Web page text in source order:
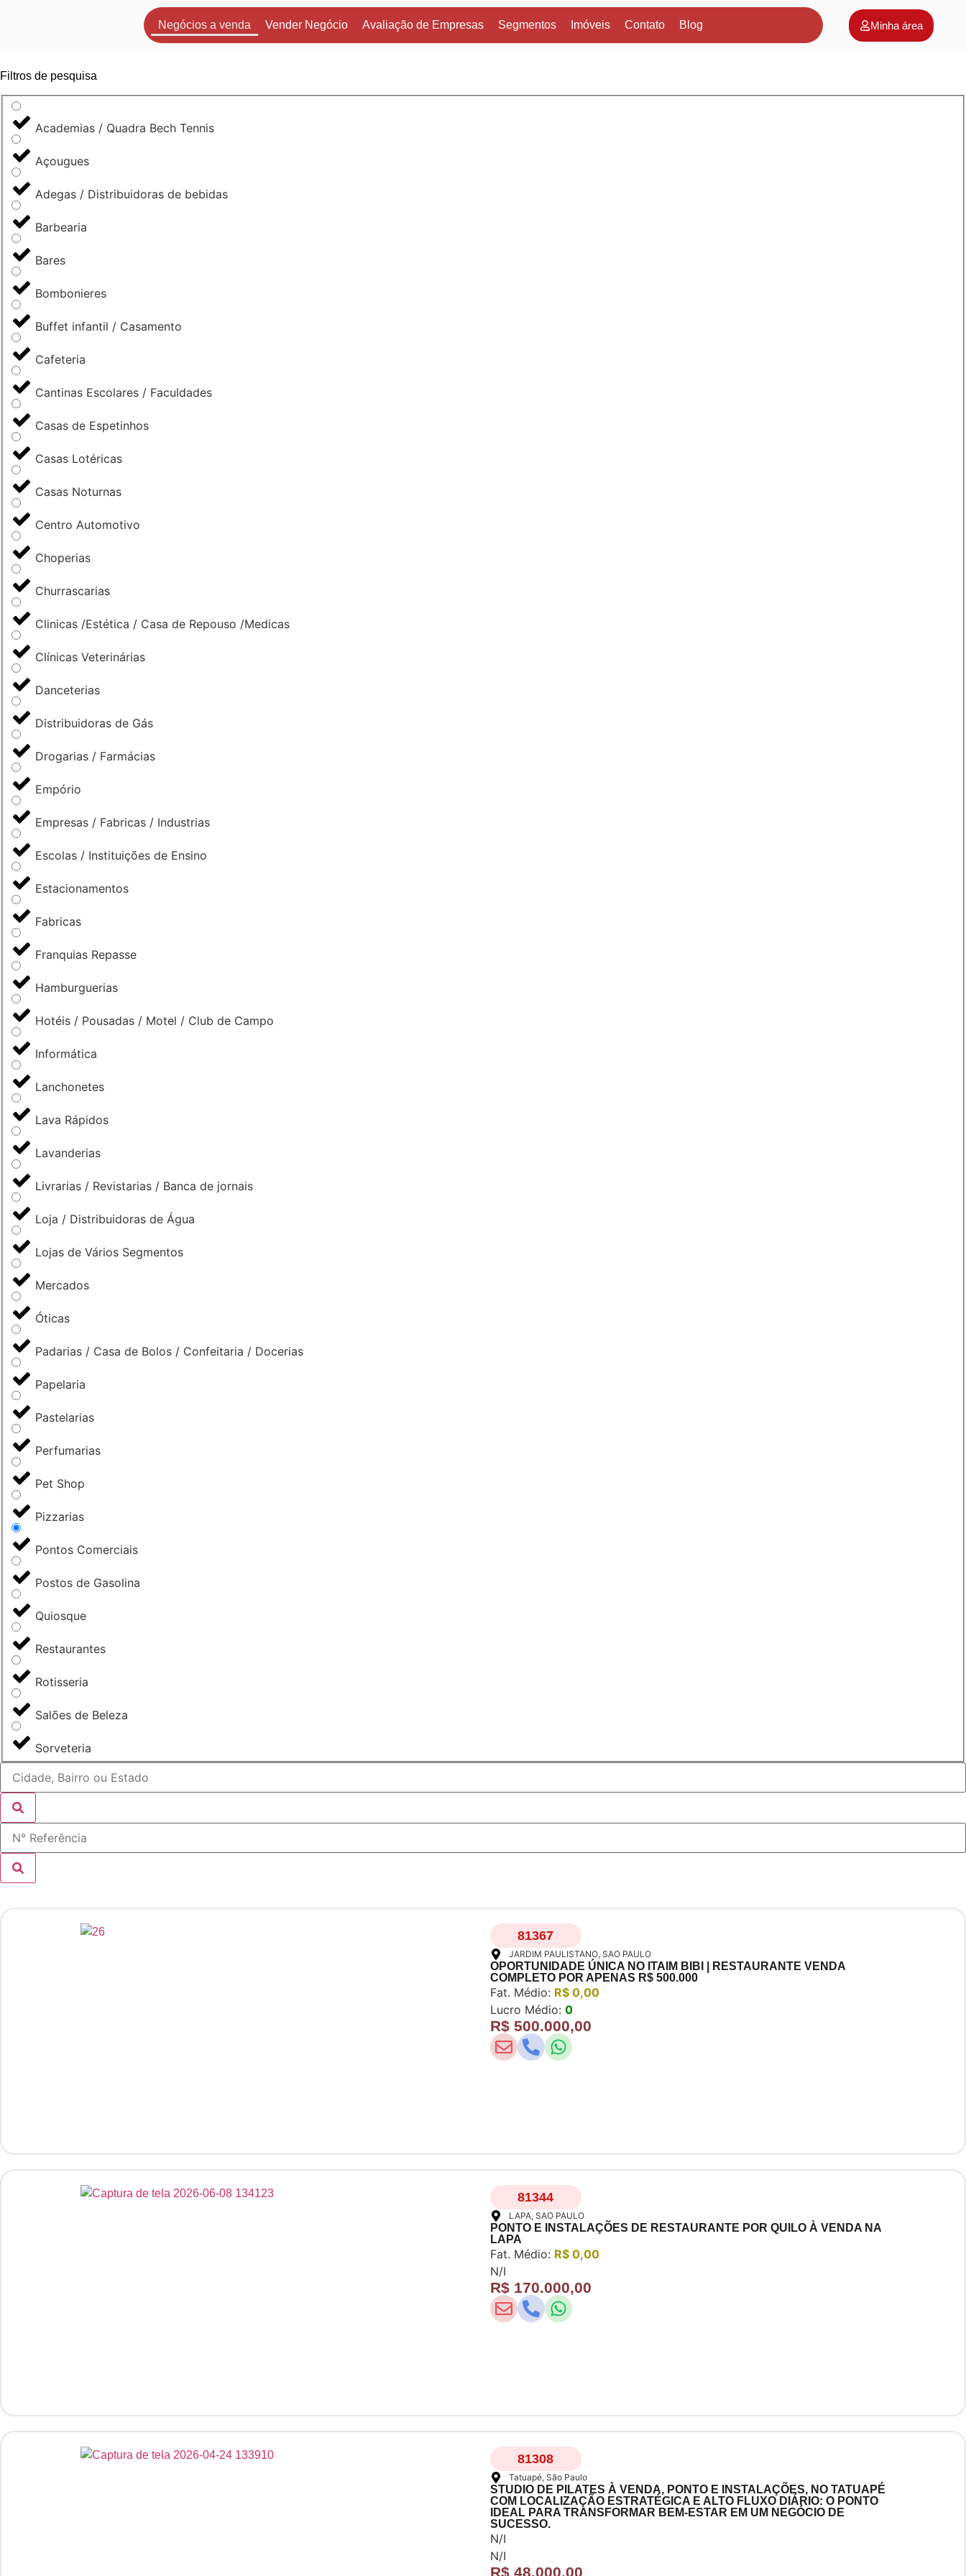
Negócios a venda Vender Negócio Avaliação de Empresas Segmentos Imóveis Contato Blog Minha área
Filtros de pesquisa
Academias / Quadra Bech Tennis
Açougues
Adegas / Distribuidoras de bebidas
Barbearia
Bares
Bombonieres
Buffet infantil / Casamento
Cafeteria
Cantinas Escolares / Faculdades
Casas de Espetinhos
Casas Lotéricas
Casas Noturnas
Centro Automotivo
Choperias
Churrascarias
Clinicas /Estética / Casa de Repouso /Medicas
Clínicas Veterinárias
Danceterias
Distribuidoras de Gás
Drogarias / Farmácias
Empório
Empresas / Fabricas / Industrias
Escolas / Instituições de Ensino
Estacionamentos
Fabricas
Franquias Repasse
Hamburguerias
Hotéis / Pousadas / Motel / Club de Campo
Informática
Lanchonetes
Lava Rápidos
Lavanderias
Livrarias / Revistarias / Banca de jornais
Loja / Distribuidoras de Água
Lojas de Vários Segmentos
Mercados
Óticas
Padarias / Casa de Bolos / Confeitaria / Docerias
Papelaria
Pastelarias
Perfumarias
Pet Shop
Pizzarias
Pontos Comerciais
Postos de Gasolina
Quiosque
Restaurantes
Rotisseria
Salões de Beleza
Sorveteria
81367
JARDIM PAULISTANO, SAO PAULO
OPORTUNIDADE ÚNICA NO ITAIM BIBI | RESTAURANTE VENDA
COMPLETO POR APENAS R$ 500.000
Fat. Médio: R$ 0,00
Lucro Médio: 0
R$ 500.000,00
81344
LAPA, SAO PAULO
PONTO E INSTALAÇÕES DE RESTAURANTE POR QUILO À VENDA NA
LAPA
Fat. Médio: R$ 0,00
N/I
R$ 170.000,00
81308
Tatuapé, São Paulo
STUDIO DE PILATES À VENDA, PONTO E INSTALAÇÕES, NO TATUAPÉ
COM LOCALIZAÇÃO ESTRATÉGICA E ALTO FLUXO DIÁRIO: O PONTO
IDEAL PARA TRANSFORMAR BEM-ESTAR EM UM NEGÓCIO DE
SUCESSO.
N/I
N/I
R$ 48.000,00